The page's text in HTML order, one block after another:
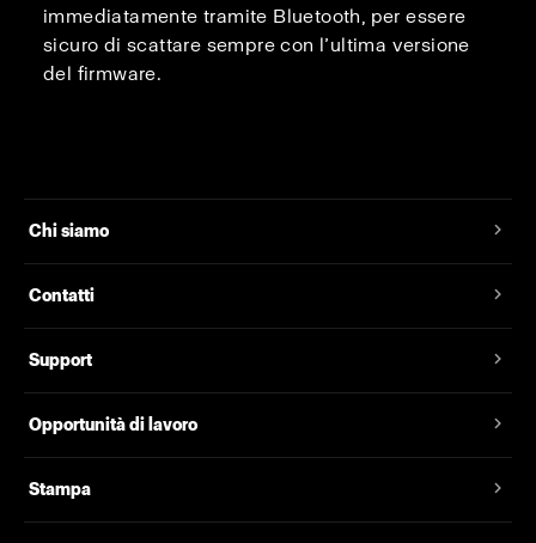
immediatamente tramite Bluetooth, per essere
sicuro di scattare sempre con l’ultima versione
del firmware.
Chi siamo
Contatti
Support
Opportunità di lavoro
Stampa